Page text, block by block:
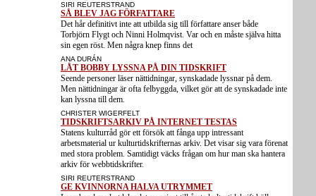
SIRI REUTERSTRAND
SÅ BLEV JAG FÖRFATTARE
Det hår definitivt inte att utbilda sig till författare anser både
Torbjörn Flygt och Ninni Holmqvist. Var och en måste själva hitta
sin egen röst. Men några knep finns det
ANA DURÁN
LÅT BOBBY LYSSNA PÅ DIN TIDSKRIFT
Seende personer läser nättidningar, synskadade lyssnar på dem.
Men nättidningar är ofta felbyggda, vilket gör att de synskadade inte
kan lyssna till dem.
CHRISTER WIGERFELT
TIDSKRIFTSARKIV PÅ INTERNET TESTAS
Statens kulturråd gör ett försök att fånga upp intressant
arbetsmaterial ur kulturtidskrifternas arkiv. Det visar sig vara förenat
med stora problem. Samtidigt väcks frågan om hur man ska hantera
arkiv för webbtidskrifter.
SIRI REUTERSTRAND
GE KVINNORNA HALVA UTRYMMET